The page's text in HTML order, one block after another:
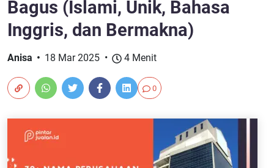
Bagus (Islami, Unik, Bahasa
Inggris, dan Bermakna)
Anisa 18 Mar 2025 4 Menit
0